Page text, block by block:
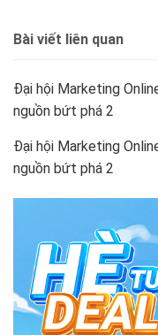
Bài viết liên quan
Đại hội Marketing
nguồn bứt phá 2
Đại hội Marketing
nguồn bứt phá 2